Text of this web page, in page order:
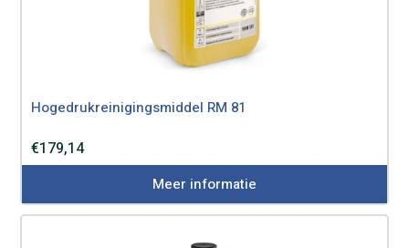
Hogedrukreinigingsmiddel RM 81
€179,14
Meer informatie